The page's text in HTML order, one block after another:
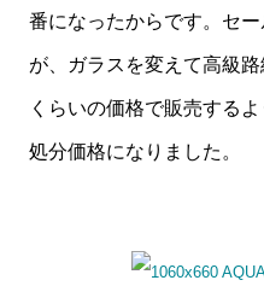
番になったからです。セ
が、ガラスを変えて高級
くらいの価格で販売する
処分価格になりました。